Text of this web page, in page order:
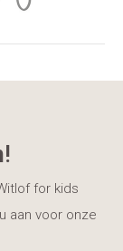
for kids
aan voor onze